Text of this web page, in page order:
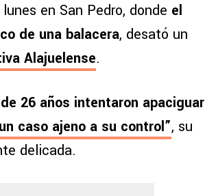
en San Pedro, donde el
de una balacera, desató un
Alajuelense.
26 años intentaron apaciguar
caso ajeno a su control”, su
delicada.